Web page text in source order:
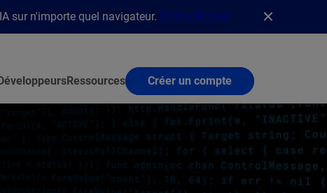
sur n'importe quel navigateur. En savoir plus
Ressources Créer un compte